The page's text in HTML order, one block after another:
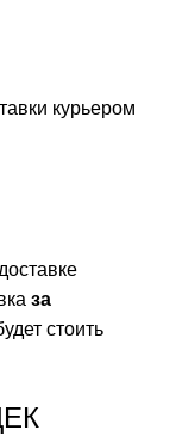
курьером
за
стоить